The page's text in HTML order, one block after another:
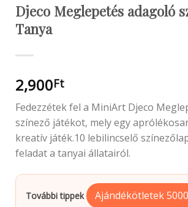
Djeco Meglepetés adagoló
Tanya
2,900Ft
Fedezzétek fel a MiniArt Djeco
színező játékot, mely egy
kreatív játék.10 lebilincselő
feladat a tanyai állatairól.
További tippek Ajándékötletek